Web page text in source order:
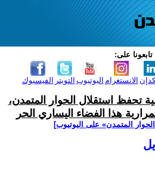
تابعونا على:
الفيسبوك التويتر اليوتيوب الانستغرام
تحفظ استقلال الحوار المتمدن،
هذا الفضاء اليساري الحر
المتمدن» على اليوتيوب]